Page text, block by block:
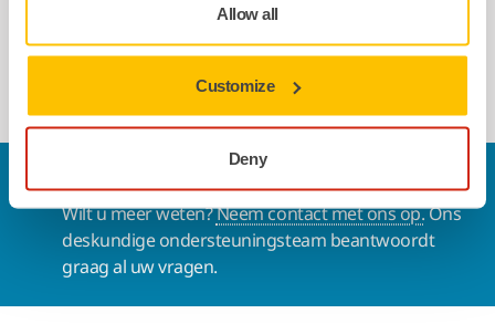
Allow all
Customize
Deny
Mirka stofafzuiger 1025 L PC EU 230V
L-klasse stofafzuiger met Push&Clean
filterreiniging en AutoStart functie.
Contact us
Wilt u meer weten?Neem contact met ons op.Ons
deskundige ondersteuningsteam beantwoordt
graag al uw vragen.